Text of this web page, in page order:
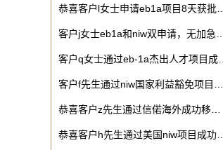
恭喜客户l女士申请eb1a项目8天获批…
客户j女士eb1a和niw双申请，无加急…
客户q女士通过eb-1a杰出人才项目成…
客户f先生通过niw国家利益豁免项目…
恭喜客户z先生通过信偌海外成功移…
恭喜客户h先生通过美国niw项目成功…